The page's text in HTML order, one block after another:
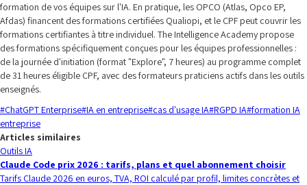
formation de vos équipes sur l'IA. En pratique, les OPCO (Atlas, Opco EP,
Afdas) financent des formations certifiées Qualiopi, et le CPF peut couvrir les
formations certifiantes à titre individuel. The Intelligence Academy propose
des formations spécifiquement conçues pour les équipes professionnelles :
de la journée d'initiation (format "Explore", 7 heures) au programme complet
de 31 heures éligible CPF, avec des formateurs praticiens actifs dans les outils
enseignés.
#ChatGPT Enterprise#IA en entreprise#cas d'usage IA#RGPD IA#formation IA
entreprise
Articles similaires
Outils IA
Claude Code prix 2026 : tarifs, plans et quel abonnement choisir
Tarifs Claude 2026 en euros, TVA, ROI calculé par profil, limites concrètes et